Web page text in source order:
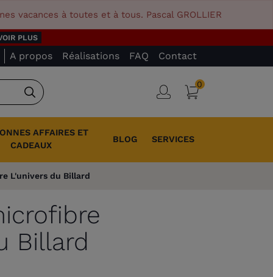
vacances à toutes et à tous. Pascal GROLLIER
PLUS
A propos Réalisations FAQ Contact
Rechercher
Connexion
Panier
0
AFFAIRES ET
CADEAUX
BLOG SERVICES
L'univers du Billard
Billard